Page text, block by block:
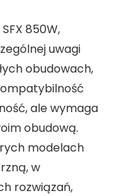
850W,
uwagi
obudowach,
ale wymaga
obudową.
modelach
w
rozwiązań,